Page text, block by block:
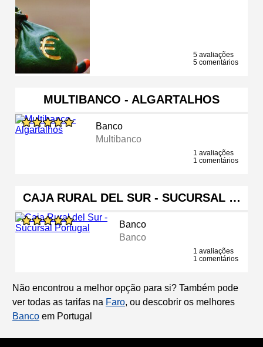
5 avaliações
5 comentários
MULTIBANCO - ALGARTALHOS
Banco
Multibanco
1 avaliações
1 comentários
CAJA RURAL DEL SUR - SUCURSAL …
Banco
Banco
1 avaliações
1 comentários
Não encontrou a melhor opção para si? Também pode
ver todas as tarifas na Faro, ou descobrir os melhores
Banco em Portugal